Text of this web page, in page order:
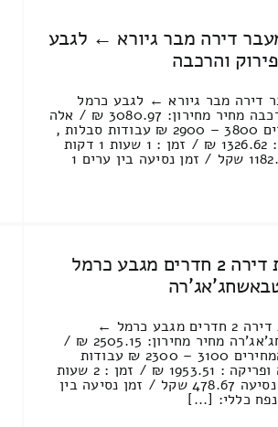
דירה מבר גיורא ← לגבע
והרכבה
דירה מבר גיורא ← לגבע כרמל
כולל פירוק והרכבה מחיר מחירון: 3080.97 ₪ / אלה
שבטווח המחירים 3800 – 2900 ₪ עבודות סבלות ,
טעינה ופריקה : 1326.62 ₪ / זמן : 1 שעות 1 דקות
מחיר נסיעה 1182.11 שקל / זמן נסיעה בין ערים 1
עלות הובלת דירה 2 חדרים מגבע כרמל
מחשבון הובלת דירה 2 חדרים מגבע כרמל ←
לכעביהטבאשחג'אג'רה מחיר מחירון: 2505.15 ₪ /
אלה שבטווח המחירים 3100 – 2300 ₪ עבודות
סבלות , טעינה ופריקה : 1953.51 ₪ / זמן : 2 שעות
42 דקות מחיר נסיעה 478.67 שקל / זמן נסיעה בין